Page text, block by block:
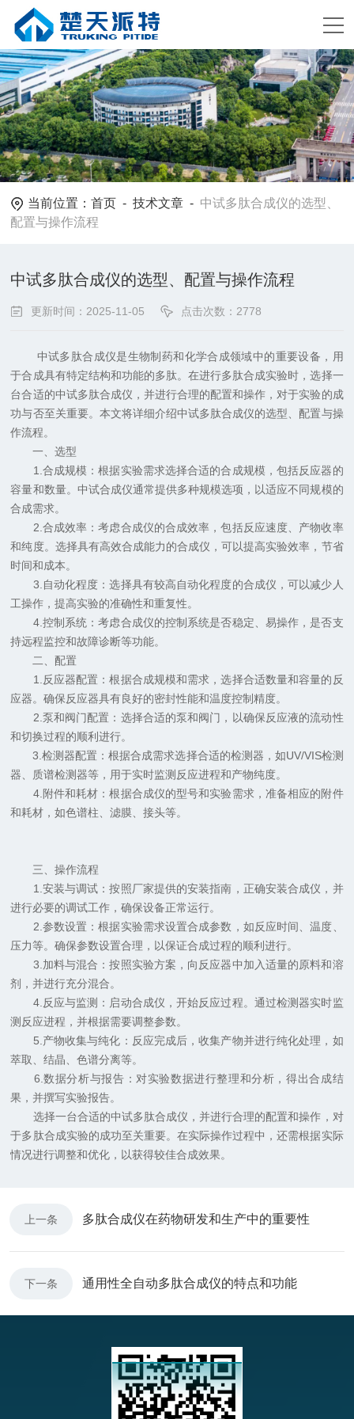
当前位置：首页 -技术文章 - 中试多肽合成仪的选型、
配置与操作流程
中试多肽合成仪的选型、配置与操作流程
更新时间：2025-11-05 点击次数：2778
中试多肽合成仪是生物制药和化学合成领域中的重要设备，用
于合成具有特定结构和功能的多肽。在进行多肽合成实验时，选择一
台合适的中试多肽合成仪，并进行合理的配置和操作，对于实验的成
功与否至关重要。本文将详细介绍中试多肽合成仪的选型、配置与操
作流程。
一、选型
1.合成规模：根据实验需求选择合适的合成规模，包括反应器的
容量和数量。中试合成仪通常提供多种规模选项，以适应不同规模的
合成需求。
2.合成效率：考虑合成仪的合成效率，包括反应速度、产物收率
和纯度。选择具有高效合成能力的合成仪，可以提高实验效率，节省
时间和成本。
3.自动化程度：选择具有较高自动化程度的合成仪，可以减少人
工操作，提高实验的准确性和重复性。
4.控制系统：考虑合成仪的控制系统是否稳定、易操作，是否支
持远程监控和故障诊断等功能。
二、配置
1.反应器配置：根据合成规模和需求，选择合适数量和容量的反
应器。确保反应器具有良好的密封性能和温度控制精度。
2.泵和阀门配置：选择合适的泵和阀门，以确保反应液的流动性
和切换过程的顺利进行。
3.检测器配置：根据合成需求选择合适的检测器，如UV/VIS检测
器、质谱检测器等，用于实时监测反应进程和产物纯度。
4.附件和耗材：根据合成仪的型号和实验需求，准备相应的附件
和耗材，如色谱柱、滤膜、接头等。
三、操作流程
1.安装与调试：按照厂家提供的安装指南，正确安装合成仪，并
进行必要的调试工作，确保设备正常运行。
2.参数设置：根据实验需求设置合成参数，如反应时间、温度、
压力等。确保参数设置合理，以保证合成过程的顺利进行。
3.加料与混合：按照实验方案，向反应器中加入适量的原料和溶
剂，并进行充分混合。
4.反应与监测：启动合成仪，开始反应过程。通过检测器实时监
测反应进程，并根据需要调整参数。
5.产物收集与纯化：反应完成后，收集产物并进行纯化处理，如
萃取、结晶、色谱分离等。
6.数据分析与报告：对实验数据进行整理和分析，得出合成结
果，并撰写实验报告。
选择一台合适的中试多肽合成仪，并进行合理的配置和操作，对
于多肽合成实验的成功至关重要。在实际操作过程中，还需根据实际
情况进行调整和优化，以获得较佳合成效果。
上一条 多肽合成仪在药物研发和生产中的重要性
下一条 通用性全自动多肽合成仪的特点和功能